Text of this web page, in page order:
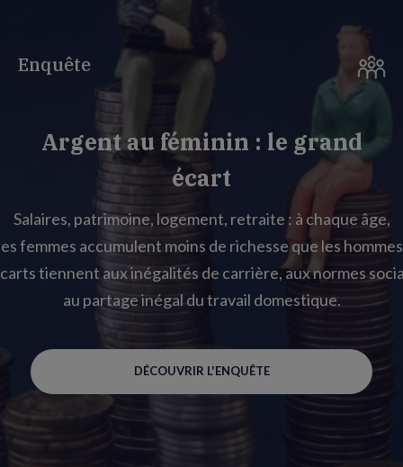
Enquête
Argent au féminin : le grand
écart
Salaires, patrimoine, logement, retraite : à chaque âge,
femmes accumulent moins de richesse que les
tiennent aux inégalités de carrière, aux normes
au partage inégal du travail domestique.
DÉCOUVRIR L'ENQUÊTE